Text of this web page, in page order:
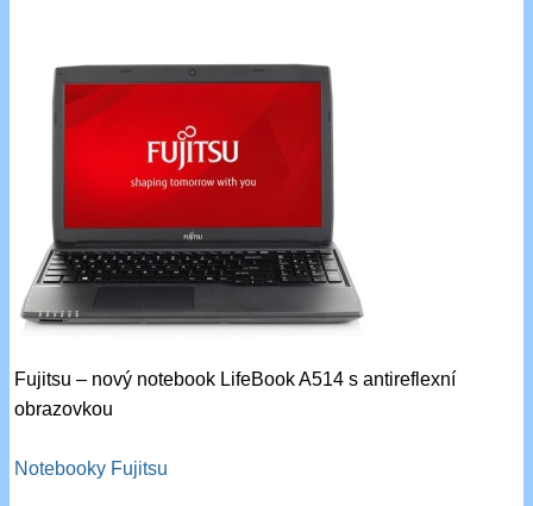
Fujitsu – nový notebook LifeBook A514 s antireflexní
obrazovkou
Notebooky Fujitsu